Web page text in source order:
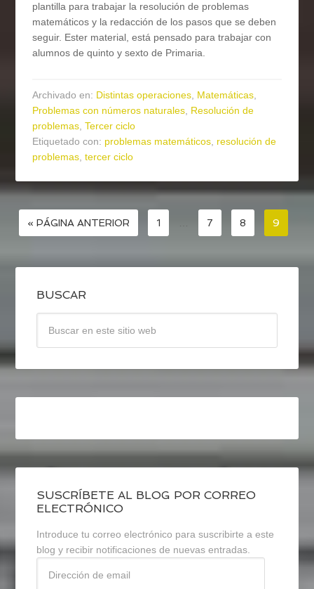
plantilla para trabajar la resolución de problemas
matemáticos y la redacción de los pasos que se deben
seguir. Ester material, está pensado para trabajar con
alumnos de quinto y sexto de Primaria.
Archivado en: Distintas operaciones, Matemáticas,
Problemas con números naturales, Resolución de
problemas,Tercer ciclo
Etiquetado con: problemas matemáticos, resolución de
problemas,tercer ciclo
« PÁGINA ANTERIOR 1 … 7 8 9
BUSCAR
SUSCRÍBETE AL BLOG POR CORREO
ELECTRÓNICO
Introduce tu correo electrónico para suscribirte a este
blog y recibir notificaciones de nuevas entradas.